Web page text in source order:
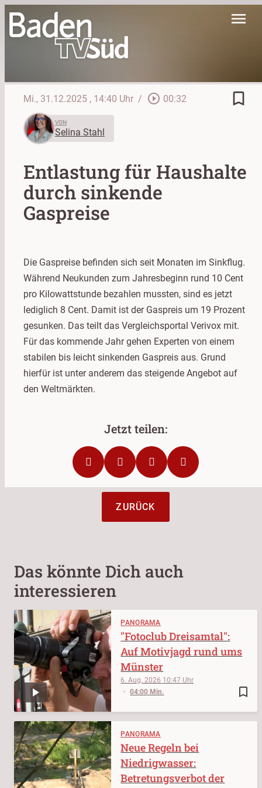
menu
Mi., 31.12.2025 , 14:40 Uhr / play_circle_outline 00:32 bookmark_border
VON
Selina Stahl
Entlastung für Haushalte
durch sinkende
Gaspreise
Die Gaspreise befinden sich seit Monaten im Sinkflug.
Während Neukunden zum Jahresbeginn rund 10 Cent
pro Kilowattstunde bezahlen mussten, sind es jetzt
lediglich 8 Cent. Damit ist der Gaspreis um 19 Prozent
gesunken. Das teilt das Vergleichsportal Verivox mit.
Für das kommende Jahr gehen Experten von einem
stabilen bis leicht sinkenden Gaspreis aus. Grund
hierfür ist unter anderem das steigende Angebot auf
den Weltmärkten.
ZURÜCK
Das könnte Dich auch
interessieren
PANORAMA
bookmark_border
6. Aug. 2026 10:47
04:00 Min.
"Fotoclub Dreisamtal":
Auf Motivjagd rund ums
Münster
PANORAMA
Neue Regeln bei
Niedrigwasser:
Betretungsverbot der